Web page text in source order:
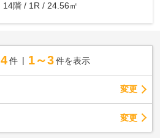
14階 / 1R / 24.56㎡
4 件 1～3 件を表示
変更
変更